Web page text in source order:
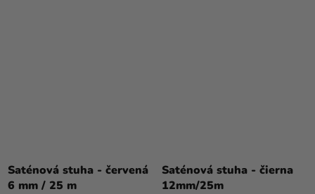
Saténová stuha - červená
6 mm / 25 m
Saténová stuha - čierna
12mm/25m